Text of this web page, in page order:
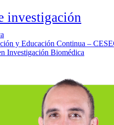
investigación
y Educación Continua –
Investigación Biomédica